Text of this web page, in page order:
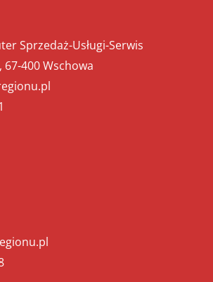
Sprzedaż-Usługi-Serwis
67-400 Wschowa